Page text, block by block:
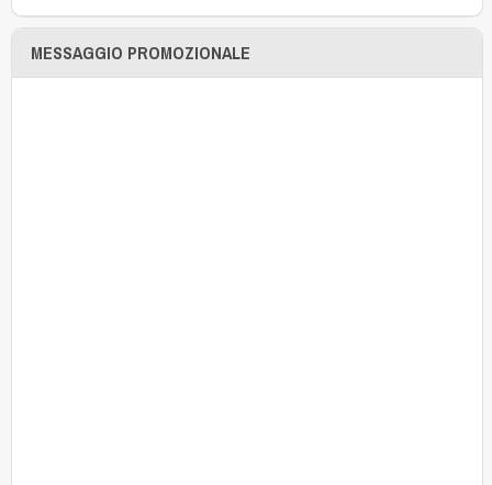
MESSAGGIO PROMOZIONALE